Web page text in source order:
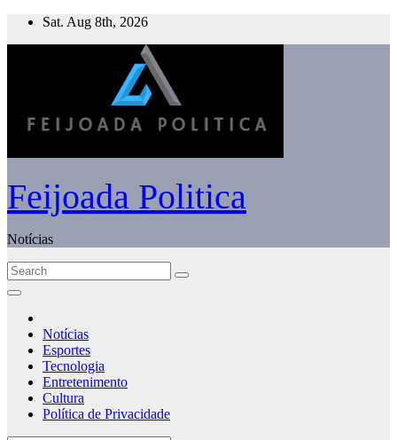
Skip
Sat. Aug 8th, 2026
Feijoada Politica
Notícias
Notícias
Esportes
Tecnologia
Entretenimento
Cultura
Política de Privacidade